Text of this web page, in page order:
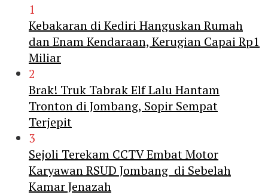
1
Kebakaran di Kediri Hanguskan Rumah
dan Enam Kendaraan, Kerugian Capai Rp1
Miliar
2
Brak! Truk Tabrak Elf Lalu Hantam
Tronton di Jombang, Sopir Sempat
Terjepit
3
Sejoli Terekam CCTV Embat Motor
Karyawan RSUD Jombang di Sebelah
Kamar Jenazah